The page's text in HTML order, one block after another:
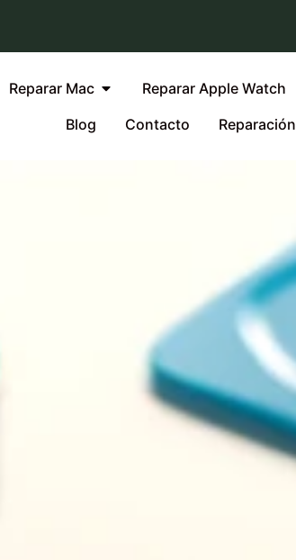
Reparar Mac Reparar Apple Watch
Blog
Contacto Reparación